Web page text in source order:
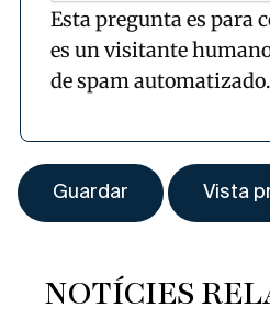
Esta pregunta es para
es un visitante
de spam automatizado.
NOTÍCIES